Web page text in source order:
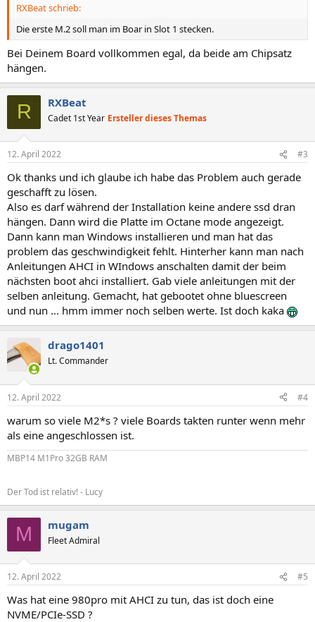
RXBeat schrieb:
Die erste M.2 soll man im Boar in Slot 1 stecken.
Bei Deinem Board vollkommen egal, da beide am Chipsatz
hängen.
R RXBeat
Cadet 1st Year Ersteller dieses Themas
12. April 2022 #3
Ok thanks und ich glaube ich habe das Problem auch gerade
geschafft zu lösen.
Also es darf während der Installation keine andere ssd dran
hängen. Dann wird die Platte im Octane mode angezeigt.
Dann kann man Windows installieren und man hat das
problem das geschwindigkeit fehlt. Hinterher kann man nach
Anleitungen AHCI in WIndows anschalten damit der beim
nächsten boot ahci installiert. Gab viele anleitungen mit der
selben anleitung. Gemacht, hat gebootet ohne bluescreen
und nun ... hmm immer noch selben werte. Ist doch kaka
drago1401
Lt. Commander
12. April 2022 #4
warum so viele M2*s ? viele Boards takten runter wenn mehr
als eine angeschlossen ist.
MBP14 M1Pro 32GB RAM
Der Tod ist relativ! - Lucy
M mugam
Fleet Admiral
12. April 2022 #5
Was hat eine 980pro mit AHCI zu tun, das ist doch eine
NVME/PCIe-SSD ?